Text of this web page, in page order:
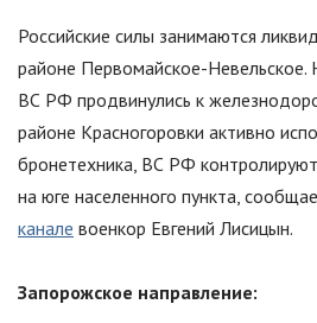
Российские силы занимаются
районе Первомайское-Невельское.
ВС РФ продвинулись к
районе Красногоровки активно
бронетехника, ВС РФ
на юге населенного пункта,
канале военкор Евгений Лисицын.
Запорожское направление: